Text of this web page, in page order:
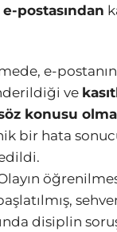
postasından
e-
ve
konusu
bir hata
disiplin